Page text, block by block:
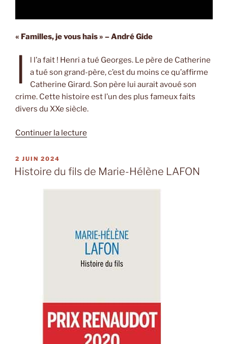
« Familles, je vous hais » – André Gide
I
l l’a fait ! Henri a tué Georges. Le père de Catherine
a tué son grand-père, c’est du moins ce qu’affirme
Catherine Girard. Son père lui aurait avoué son
crime. Cette histoire est l’un des plus fameux faits
divers du XXe siècle.
Continuer la lecture
veritas
PUBLIÉ
LE
2 JUIN 2024
Histoire du fils de Marie-Hélène LAFON